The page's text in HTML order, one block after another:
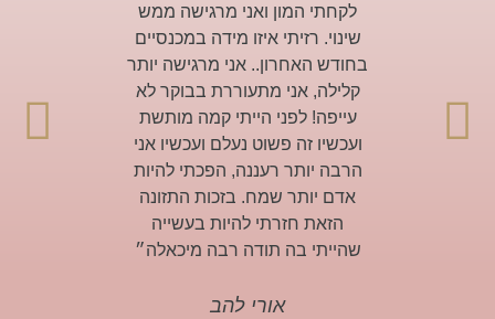
לקחתי המון ואני מרגישה ממש
שינוי. רזיתי איזו מידה במכנסיים
בחודש האחרון.. אני מרגישה יותר
קלילה, אני מתעוררת בבוקר לא
עייפה! לפני הייתי קמה מותשת
ועכשיו זה פשוט נעלם ועכשיו אני
הרבה יותר רעננה, הפכתי להיות
אדם יותר שמח. בזכות התזונה
הזאת חזרתי להיות בעשייה
שהייתי בה תודה רבה מיכאלה״
אורי להב